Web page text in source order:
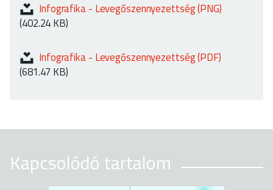
Infografika - Levegőszennyezettség (PNG)
(402.24 KB)
Infografika - Levegőszennyezettség (PDF)
(681.47 KB)
Kapcsolódó tartalom